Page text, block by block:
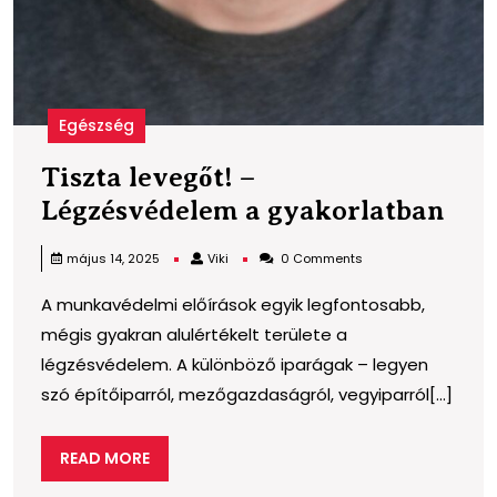
Egészség
Tiszta levegőt! –
Légzésvédelem a gyakorlatban
május 14, 2025 Viki Viki 0 Comments
A munkavédelmi előírások egyik legfontosabb,
mégis gyakran alulértékelt területe a
légzésvédelem. A különböző iparágak – legyen
szó építőiparról, mezőgazdaságról, vegyiparról[...]
READ MOREREAD
MORE